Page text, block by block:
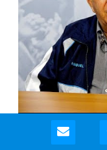
Miguel Torres conclui